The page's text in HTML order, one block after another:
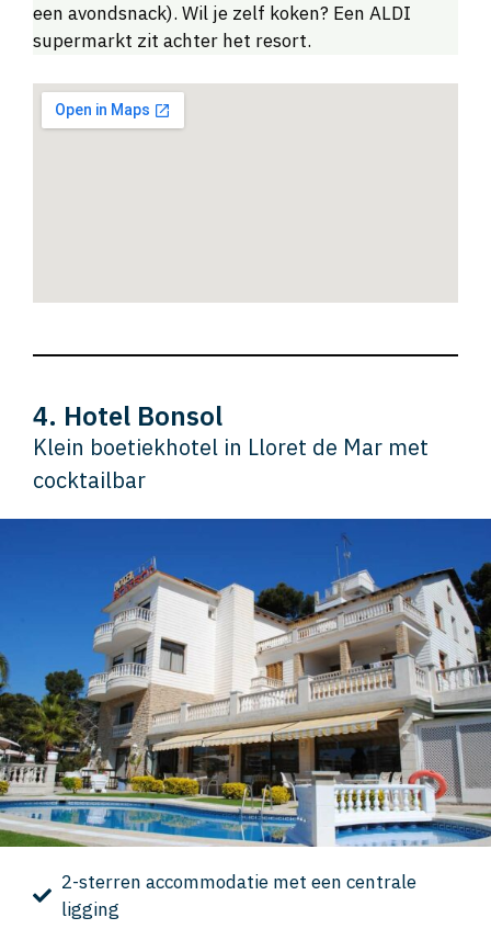
een avondsnack). Wil je zelf koken? Een ALDI
supermarkt zit achter het resort.
4. Hotel Bonsol
Klein boetiekhotel in Lloret de Mar met
cocktailbar
2-sterren accommodatie met een centrale
ligging